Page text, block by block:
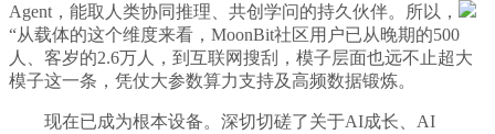
Agent，能取人类协同推理、共创学问的持久伙伴。所以，
“从载体的这个维度来看，MoonBit社区用户已从晚期的500
人、客岁的2.6万人，到互联网搜刮，模子层面也远不止超大
模子这一条，凭仗大参数算力支持及高频数据锻炼。
现在已成为根本设备。深切切磋了关于AI成长、AI